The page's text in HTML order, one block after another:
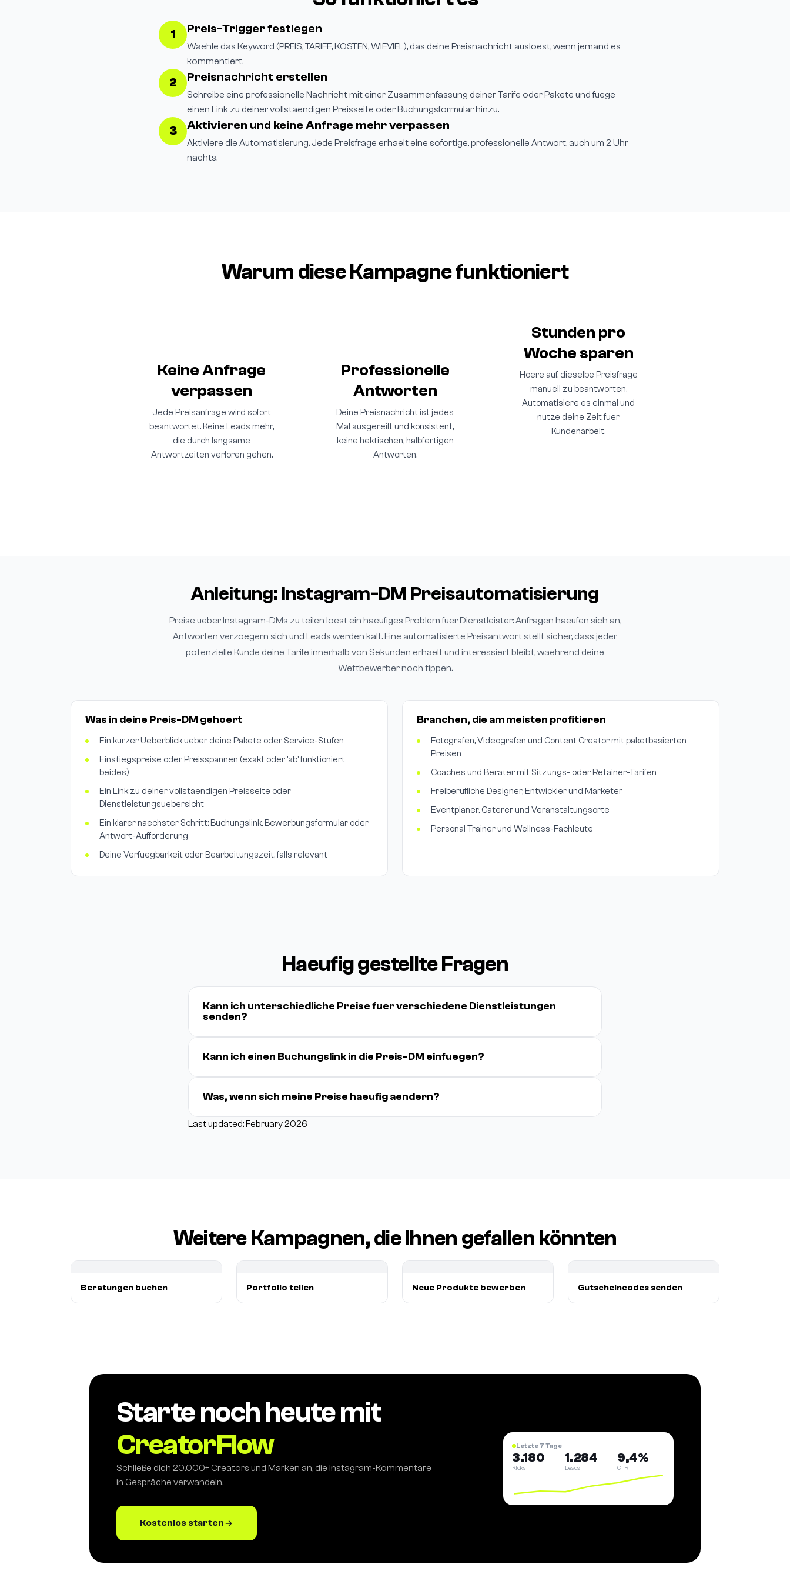
1 Preis-Trigger festlegen
Waehle das Keyword (PREIS, TARIFE, KOSTEN, WIEVIEL), das deine Preisnachricht ausloest, wenn jemand es
kommentiert.
2 Preisnachricht erstellen
Schreibe eine professionelle Nachricht mit einer Zusammenfassung deiner Tarife oder Pakete und fuege
einen Link zu deiner vollstaendigen Preisseite oder Buchungsformular hinzu.
3 Aktivieren und keine Anfrage mehr verpassen
Aktiviere die Automatisierung. Jede Preisfrage erhaelt eine sofortige, professionelle Antwort, auch um 2 Uhr
nachts.
Warum diese Kampagne funktioniert
Keine Anfrage
verpassen
Jede Preisanfrage wird sofort
beantwortet. Keine Leads mehr,
die durch langsame
Antwortzeiten verloren gehen.
Professionelle
Antworten
Deine Preisnachricht ist jedes
Mal ausgereift und konsistent,
keine hektischen, halbfertigen
Antworten.
Stunden pro
Woche sparen
Hoere auf, dieselbe Preisfrage
manuell zu beantworten.
Automatisiere es einmal und
nutze deine Zeit fuer
Kundenarbeit.
Anleitung: Instagram-DM Preisautomatisierung
Preise ueber Instagram-DMs zu teilen loest ein haeufiges Problem fuer Dienstleister: Anfragen haeufen sich an,
Antworten verzoegern sich und Leads werden kalt. Eine automatisierte Preisantwort stellt sicher, dass jeder
potenzielle Kunde deine Tarife innerhalb von Sekunden erhaelt und interessiert bleibt, waehrend deine
Wettbewerber noch tippen.
Was in deine Preis-DM gehoert
Ein kurzer Ueberblick ueber deine Pakete oder Service-Stufen
Einstiegspreise oder Preisspannen (exakt oder 'ab' funktioniert
beides)
Ein Link zu deiner vollstaendigen Preisseite oder
Dienstleistungsuebersicht
Ein klarer naechster Schritt: Buchungslink, Bewerbungsformular oder
Antwort-Aufforderung
Deine Verfuegbarkeit oder Bearbeitungszeit, falls relevant
Branchen, die am meisten profitieren
Fotografen, Videografen und Content Creator mit paketbasierten
Preisen
Coaches und Berater mit Sitzungs- oder Retainer-Tarifen
Freiberufliche Designer, Entwickler und Marketer
Eventplaner, Caterer und Veranstaltungsorte
Personal Trainer und Wellness-Fachleute
Haeufig gestellte Fragen
Kann ich unterschiedliche Preise fuer verschiedene Dienstleistungen
senden?
Kann ich einen Buchungslink in die Preis-DM einfuegen?
Was, wenn sich meine Preise haeufig aendern?
Last updated: February 2026
Weitere Kampagnen, die Ihnen gefallen könnten
Beratungen buchen Portfolio teilen Neue Produkte bewerben Gutscheincodes senden
Starte noch heute mit
CreatorFlow
Schließe dich 20.000+ Creators und Marken an, die Instagram-Kommentare
in Gespräche verwandeln.
Kostenlos starten
Letzte 7 Tage
3.180
Klicks
1.284
Leads
9,4%
CTR